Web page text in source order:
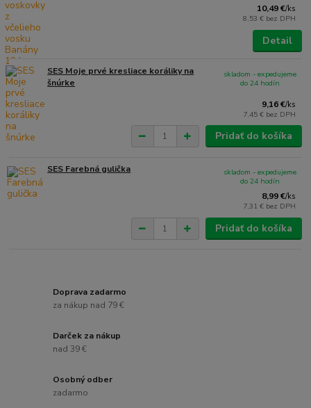
10,49 €/ks
8,53 € bez DPH
Detail
SES Moje prvé kresliace koráliky na
šnúrke
9,16 €/ks
7,45 € bez DPH
skladom - expedujeme
do 24 hodín
Pridať do košíka
SES Farebná gulička
8,99 €/ks
7,31 € bez DPH
skladom - expedujeme
do 24 hodín
Pridať do košíka
Doprava zadarmo
za nákup nad 79 €
Darček za nákup
nad 39 €
Osobný odber
zadarmo